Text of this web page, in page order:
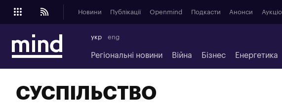
Новини Публікації Openmind Подкасти Анонси
укр eng
Регіональні новини Війна Бізнес Енергетика
СУСПІЛЬСТВО